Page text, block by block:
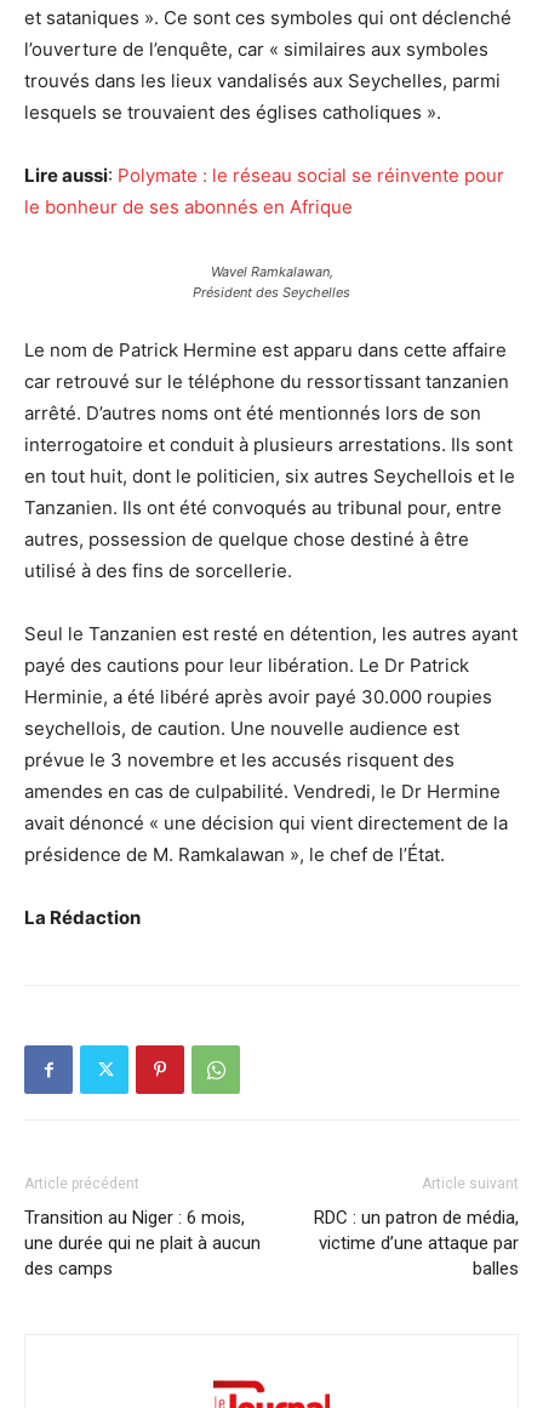
et sataniques ». Ce sont ces symboles qui ont déclenché
l’ouverture de l’enquête, car « similaires aux symboles
trouvés dans les lieux vandalisés aux Seychelles, parmi
lesquels se trouvaient des églises catholiques ».
Lire aussi: Polymate : le réseau social se réinvente pour
le bonheur de ses abonnés en Afrique
Wavel Ramkalawan,
Président des Seychelles
Le nom de Patrick Hermine est apparu dans cette affaire
car retrouvé sur le téléphone du ressortissant tanzanien
arrêté. D’autres noms ont été mentionnés lors de son
interrogatoire et conduit à plusieurs arrestations. Ils sont
en tout huit, dont le politicien, six autres Seychellois et le
Tanzanien. Ils ont été convoqués au tribunal pour, entre
autres, possession de quelque chose destiné à être
utilisé à des fins de sorcellerie.
Seul le Tanzanien est resté en détention, les autres ayant
payé des cautions pour leur libération. Le Dr Patrick
Herminie, a été libéré après avoir payé 30.000 roupies
seychellois, de caution. Une nouvelle audience est
prévue le 3 novembre et les accusés risquent des
amendes en cas de culpabilité. Vendredi, le Dr Hermine
avait dénoncé « une décision qui vient directement de la
présidence de M. Ramkalawan », le chef de l’État.
La Rédaction
Article précédent
Transition au Niger : 6 mois,
une durée qui ne plait à aucun
des camps
Article suivant
RDC : un patron de média,
victime d’une attaque par
balles